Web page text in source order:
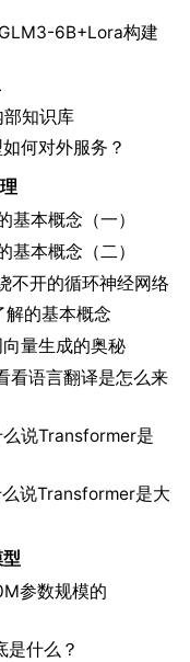
6B+Lora构建
知识库
何对外服务？
本概念（一）
本概念（二）
不开的循环神经网络
解的基本概念
量生成的奥秘
看语言翻译是怎么来
说Transformer是
说Transformer是大
参数规模的
是什么？